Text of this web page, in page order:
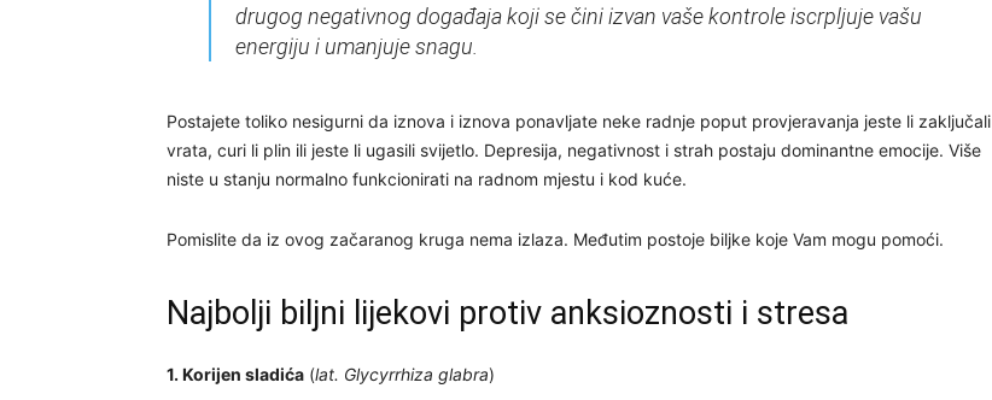
drugog negativnog događaja koji se čini izvan vaše kontrole iscrpljuje vašu
energiju i umanjuje snagu.
Postajete toliko nesigurni da iznova i iznova ponavljate neke radnje poput provjeravanja jeste li zaključali
vrata, curi li plin ili jeste li ugasili svijetlo. Depresija, negativnost i strah postaju dominantne emocije. Više
niste u stanju normalno funkcionirati na radnom mjestu i kod kuće.
Pomislite da iz ovog začaranog kruga nema izlaza. Međutim postoje biljke koje Vam mogu pomoći.
Najbolji biljni lijekovi protiv anksioznosti i stresa
1. Korijen sladića (lat. Glycyrrhiza glabra)